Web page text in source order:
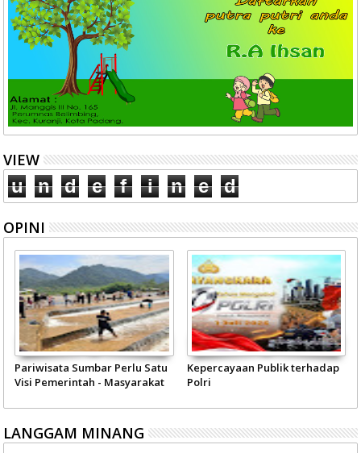
VIEW
u n d e f i n e d
OPINI
Pariwisata Sumbar Perlu Satu
Visi Pemerintah - Masyarakat
Kepercayaan Publik terhadap
Polri
LANGGAM MINANG